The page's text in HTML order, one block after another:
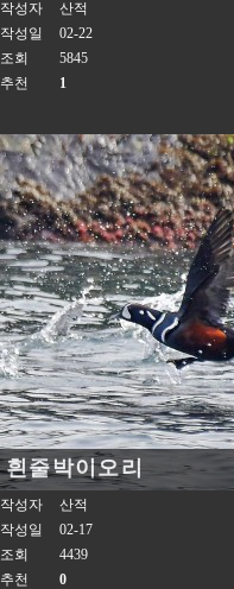
작성자
산적
작성일
02-22
조회
5845
추천
1
흰줄박이오리
작성자
산적
작성일
02-17
조회
4439
추천
0